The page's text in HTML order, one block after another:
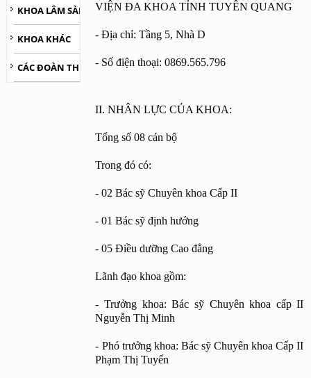
KHOA LÂM SÀNG VÀ CẬN LÂM SÀNG
KHOA KHÁC
CÁC ĐOÀN THỂ
VIỆN ĐA KHOA TỈNH TUYÊN QUANG
- Địa chỉ: Tầng 5, Nhà D
- Số điện thoại: 0869.565.796
II. NHÂN LỰC CỦA KHOA:
Tổng số 08 cán bộ
Trong đó có:
- 02 Bác sỹ Chuyên khoa Cấp II
- 01 Bác sỹ định hướng
- 05 Điều dưỡng Cao đẳng
Lãnh đạo khoa gồm:
- Trưởng khoa: Bác sỹ Chuyên khoa cấp II
Nguyễn Thị Minh
- Phó trưởng khoa: Bác sỹ Chuyên khoa Cấp II
Phạm Thị Tuyến